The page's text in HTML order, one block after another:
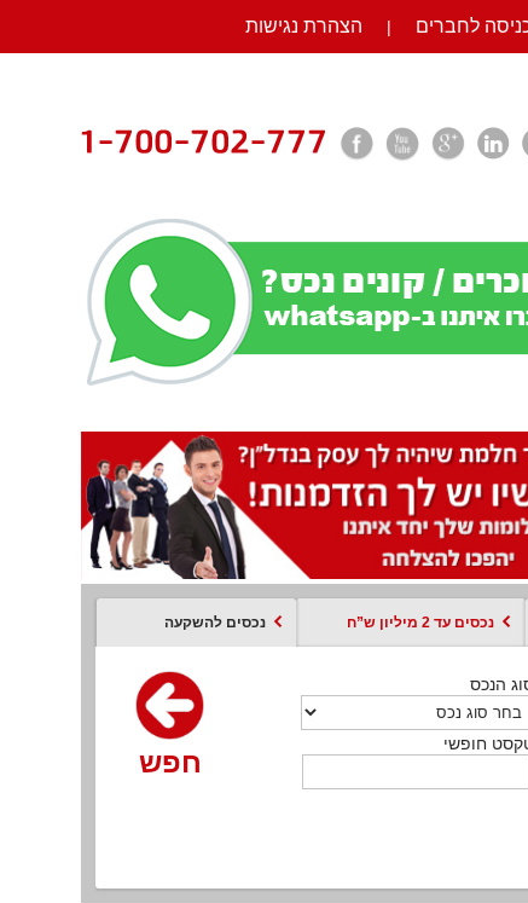
לחברים | הצהרת נגישות
נכסים עד 2 מיליון ש”ח נכסים להשקעה
הנכס
חופשי
חפש
הנכס
חופשי
חפש
הנכס
חופשי
חפש
עסקה
חופשי
חפש חפש
הנכס
חפש
חופשי
חפש